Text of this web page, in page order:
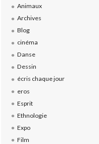
Animaux
Archives
Blog
cinéma
Danse
Dessin
écris chaque jour
eros
Esprit
Ethnologie
Expo
Film